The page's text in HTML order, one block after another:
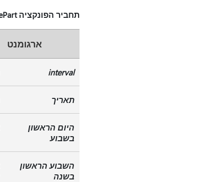
תחביר הפונקציה DatePart
ארגומנט
interval
תאריך
היום הראשון
בשבוע
השבוע הראשון
בשנה